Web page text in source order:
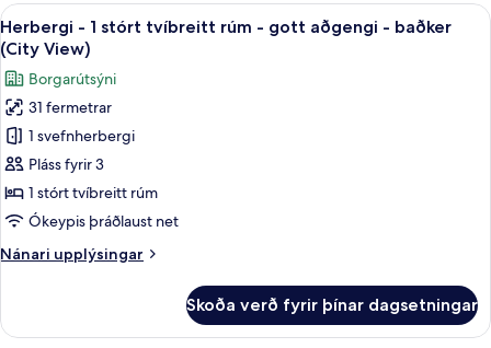
Skoða
allar
myndir
fyrir
Herbergi
-
1
stórt
tvíbreitt
-
7
Herbergi - 1 stórt tvíbreitt rúm - gott aðgengi - baðker
(City View)
Borgarútsýni
31 fermetrar
1 svefnherbergi
Pláss fyrir 3
1 stórt tvíbreitt rúm
Ókeypis þráðlaust net
Nánari upplýsingar
Nánari
-
Skoða verð fyrir þínar dagsetningar